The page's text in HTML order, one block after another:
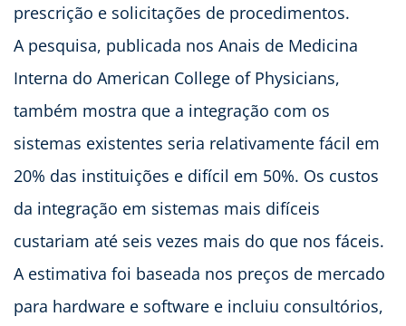
prescrição e solicitações de procedimentos.
A pesquisa, publicada nos Anais de Medicina
Interna do American College of Physicians,
também mostra que a integração com os
sistemas existentes seria relativamente fácil em
20% das instituições e difícil em 50%. Os custos
da integração em sistemas mais difíceis
custariam até seis vezes mais do que nos fáceis.
A estimativa foi baseada nos preços de mercado
para hardware e software e incluiu consultórios,